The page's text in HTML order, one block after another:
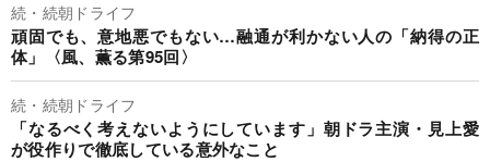
続・続朝ドライフ
頑固でも、意地悪でもない…融通が利かない人の「納得の正
体」〈風、薫る第95回〉
続・続朝ドライフ
「なるべく考えないようにしています」朝ドラ主演・見上愛
が役作りで徹底している意外なこと